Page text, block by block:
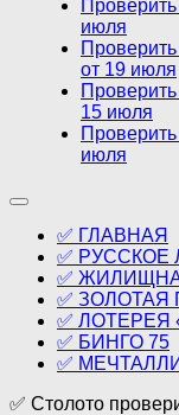
июля
от 19 июля
15 июля
июля
✅ ГЛАВНАЯ
✅ РУССКОЕ
✅
✅ ЗОЛОТАЯ
✅ ЛОТЕРЕЯ
✅ БИНГО 75
✅
✅ Столото